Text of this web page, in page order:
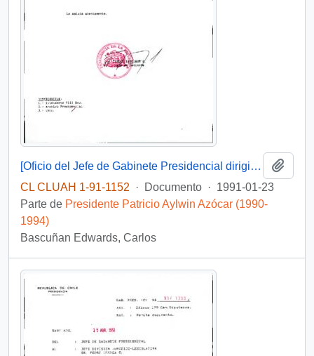
[Oficio del Jefe de Gabinete Presidencial dirigido al Intendente de la Región del Bío Bío referente a solicitud de particular]
CL CLUAH 1-91-1152
· Documento · 1991-01-23
Parte de Presidente Patricio Aylwin Azócar (1990-
1994)
Bascuñan Edwards, Carlos